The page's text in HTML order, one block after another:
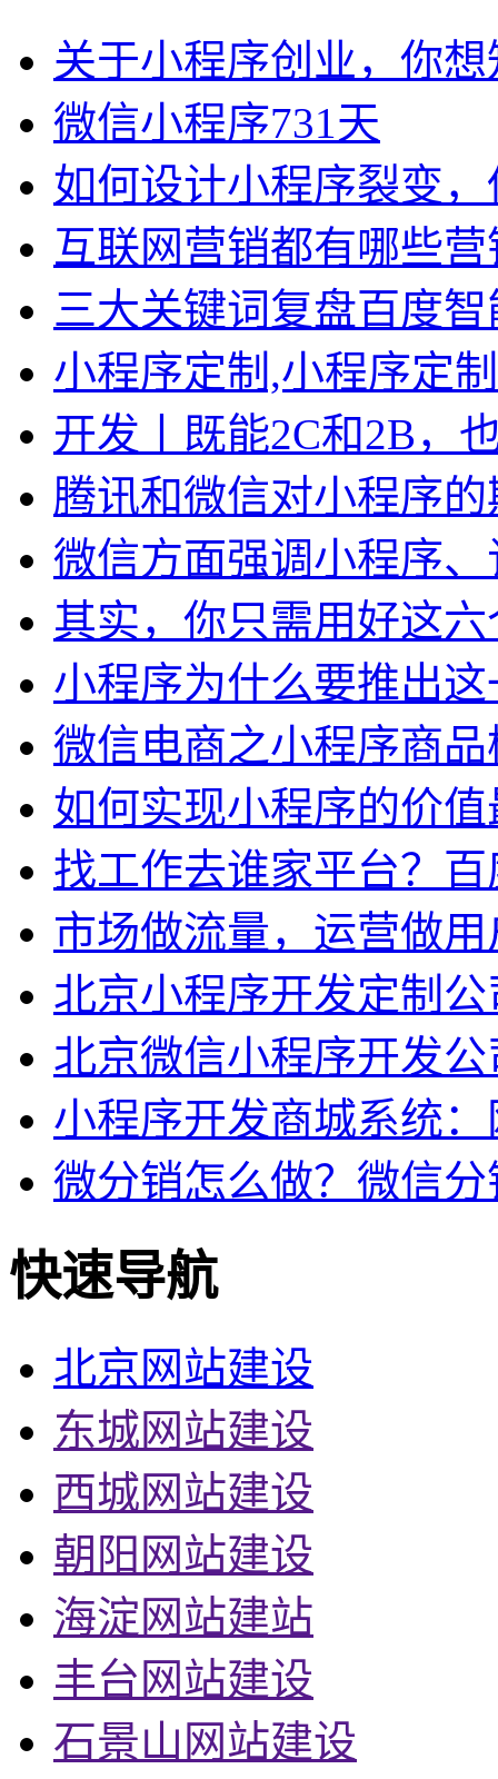
关于小程序创业，你
微信小程序731天
如何设计小程序裂变
互联网营销都有哪些
三大关键词复盘百度
小程序定制,小程序定
开发丨既能2C和2B，
腾讯和微信对小程序
微信方面强调小程序
其实，你只需用好这
小程序为什么要推出
微信电商之小程序商
如何实现小程序的价
找工作去谁家平台？
市场做流量，运营做
北京小程序开发定制
北京微信小程序开发
小程序开发商城系统
微分销怎么做？微信
快速导航
北京网站建设
东城网站建设
西城网站建设
朝阳网站建设
海淀网站建站
丰台网站建设
石景山网站建设